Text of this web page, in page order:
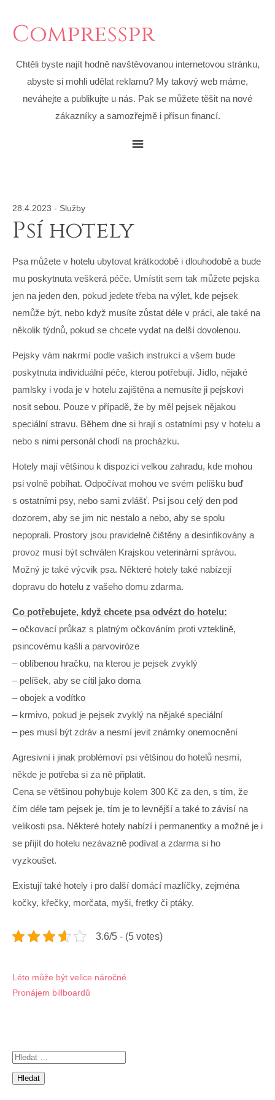
Compresspr
Chtěli byste najít hodně navštěvovanou internetovou stránku,
abyste si mohli udělat reklamu? My takový web máme,
neváhejte a publikujte u nás. Pak se můžete těšit na nové
zákazníky a samozřejmě i přísun financí.
28.4.2023 - Služby
Psí hotely
Psa můžete v hotelu ubytovat krátkodobě i dlouhodobě a bude
mu poskytnuta veškerá péče. Umístit sem tak můžete pejska
jen na jeden den, pokud jedete třeba na výlet, kde pejsek
nemůže být, nebo když musíte zůstat déle v práci, ale také na
několik týdnů, pokud se chcete vydat na delší dovolenou.
Pejsky vám nakrmí podle vašich instrukcí a všem bude
poskytnuta individuální péče, kterou potřebují. Jídlo, nějaké
pamlsky i voda je v hotelu zajištěna a nemusíte ji pejskovi
nosit sebou. Pouze v případě, že by měl pejsek nějakou
speciální stravu. Během dne si hrají s ostatními psy v hotelu a
nebo s nimi personál chodí na procházku.
Hotely mají většinou k dispozici velkou zahradu, kde mohou
psi volně pobíhat. Odpočívat mohou ve svém pelíšku buď
s ostatními psy, nebo sami zvlášť. Psi jsou celý den pod
dozorem, aby se jim nic nestalo a nebo, aby se spolu
nepoprali. Prostory jsou pravidelně čištěny a desinfikovány a
provoz musí být schválen Krajskou veterinární správou.
Možný je také výcvik psa. Některé hotely také nabízejí
dopravu do hotelu z vašeho domu zdarma.
Co potřebujete, když chcete psa odvézt do hotelu:
– očkovací průkaz s platným očkováním proti vzteklině,
psincovému kašli a parvoviróze
– oblíbenou hračku, na kterou je pejsek zvyklý
– pelíšek, aby se cítil jako doma
– obojek a vodítko
– krmivo, pokud je pejsek zvyklý na nějaké speciální
– pes musí být zdráv a nesmí jevit známky onemocnění
Agresivní i jinak problémoví psi většinou do hotelů nesmí,
někde je potřeba si za ně připlatit.
Cena se většinou pohybuje kolem 300 Kč za den, s tím, že
čím déle tam pejsek je, tím je to levnější a také to závisí na
velikosti psa. Některé hotely nabízí i permanentky a možné je i
se přijít do hotelu nezávazně podívat a zdarma si ho
vyzkoušet.
Existují také hotely i pro další domácí mazlíčky, zejména
kočky, křečky, morčata, myši, fretky či ptáky.
3.6/5 - (5 votes)
Navigace
pro
Léto může být velice náročné
Pronájem billboardů
Vyhledávání